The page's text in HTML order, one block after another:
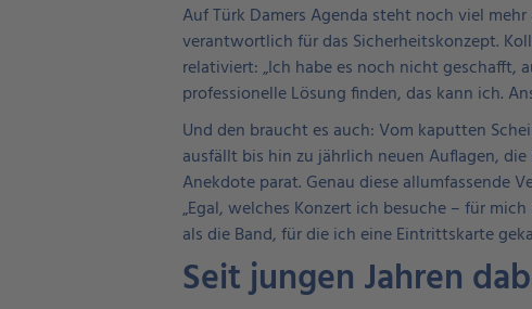
Auf Türk Damers Agenda steht noch viel
verantwortlich für das Sicherheitskonzept.
relativiert: „Ich habe es noch nicht geschafft,
professionelle Lösung finden, das kann ich.
Und den braucht es auch: Vom kaputten
ausfällt bis hin zu jährlich neuen Auflagen,
Anekdote parat. Genau diese allumfassende
„Egal, welches Konzert ich besuche – für
als die Band, für die ich eine Eintrittskarte
Seit jungen Jahren